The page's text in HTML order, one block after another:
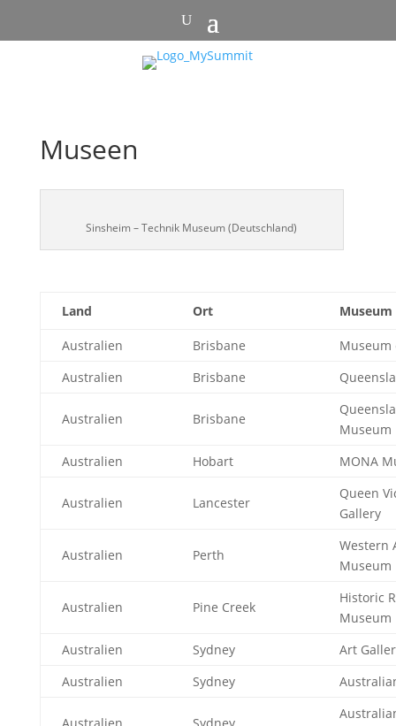
Museen
Sinsheim – Technik Museum (Deutschland)
Land Ort Museum
Australien Brisbane
Museum
Australien
Brisbane
Australien Brisbane
Museum
Australien
Hobart MONA
Australien Lancester
Queen
Gallery
Australien Perth
Western
Museum
Australien Pine Creek
Historic
Museum
Australien
Sydney
Art
Australien
Sydney